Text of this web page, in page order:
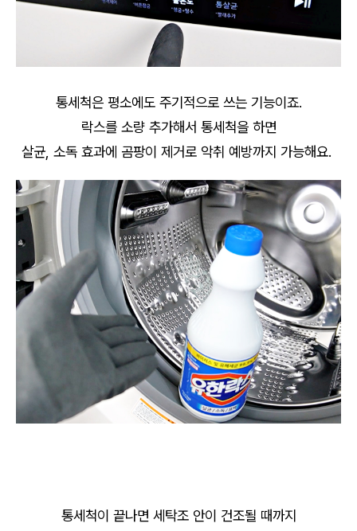
통세척은 평소에도 주기적으로 쓰는 기능이죠.
락스를 소량 추가해서 통세척을 하면
살균, 소독 효과에 곰팡이 제거로 악취 예방까지 가능해요.
통세척이 끝나면 세탁조 안이 건조될 때까지